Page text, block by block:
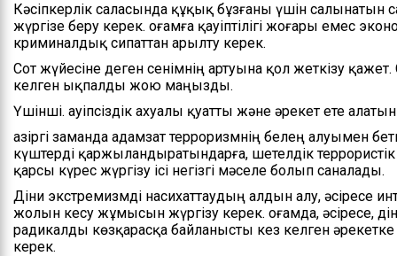
Кәсіпкерлік саласында құқық бұзғаны үшін
жүргізе беру керек. Қоғамға қауіптілігі жоғары емес
криминалдық сипаттан арылту керек.
Сот жүйесіне деген сенімнің артуына қол жеткізу
келген ықпалды жою маңызды.
Үшінші. Қауіпсіздік ахуалы қуатты және әрекет ете
Қазіргі заманда адамзат терроризмнің белең алуымен
күштерді қаржыландыратындарға, шетелдік
қарсы күрес жүргізу ісі негізгі мәселе болып саналады.
Діни экстремизмді насихаттаудың алдын алу, әсіресе
жолын кесу жұмысын жүргізу керек. Қоғамда, әсіресе,
радикалды көзқарасқа байланысты кез келген әрекетке
керек.